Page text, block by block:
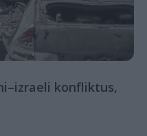
konfliktus,